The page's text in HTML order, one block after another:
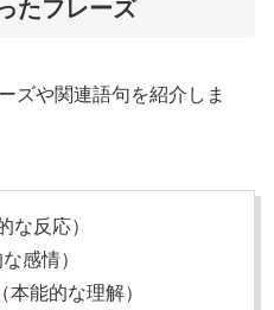
たフレーズ
ズや関連語句を紹介しま
な反応）
感情）
（本能的な理解）